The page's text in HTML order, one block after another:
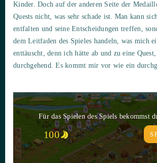
Kinder. Doch auf der anderen Seite der
Quests nicht, was sehr schade ist. Man kann
entfalten und seine Entscheidungen treffen,
dem Leitfaden des Spieles handeln, was mich
enttäuscht, denn ich hätte ab und zu eine
durchgehend. Es kommt mir vor wie ein
Für das Spielen des Spiels bekommst
100